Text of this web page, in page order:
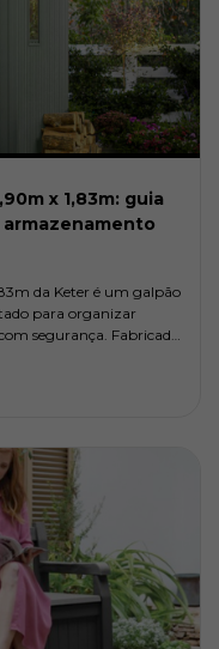
x 1,83m: guia
da Keter é um galpão
para organizar
segurança. Fabricado